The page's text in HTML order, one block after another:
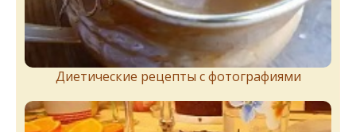
Диетические рецепты с фотографиями